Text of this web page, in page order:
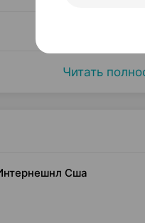
Читать
Сша